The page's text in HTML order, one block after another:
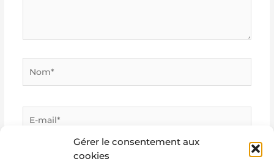
Gérer le consentement aux
cookies
mail*